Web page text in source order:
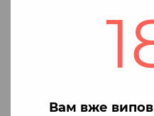
Вам вже
шикарний атласний
транспортування в
гарне паковання-
Регулювання